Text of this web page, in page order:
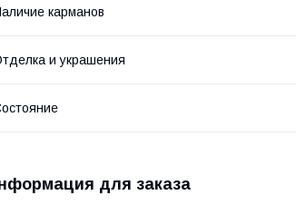
карманов
и украшения
для заказа